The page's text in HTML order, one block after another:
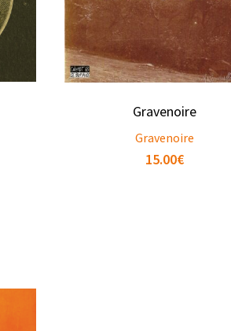
Gravenoire
Gravenoire
15.00€